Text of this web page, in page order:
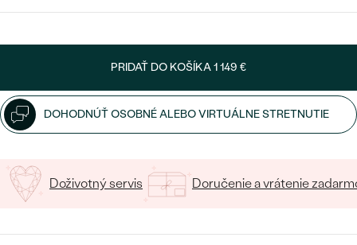
Najpredávanejšie
svadobné
obrúčky
PREZRIEŤ
PODĽA MATERIÁLU
ZLATO
PLATINA
STRIEBRO
S LAB GROWN DIAMANTMI
S PERLAMI
PERSONALIZOVANÉ
SYMBOLICKÉ
PRIDAŤ DO KOŠÍKA1 149 €
DOHODNÚŤ OSOBNÉ ALEBO VIRTUÁLNE STRETNUTIE
Doživotný servis Doručenie a vrátenie